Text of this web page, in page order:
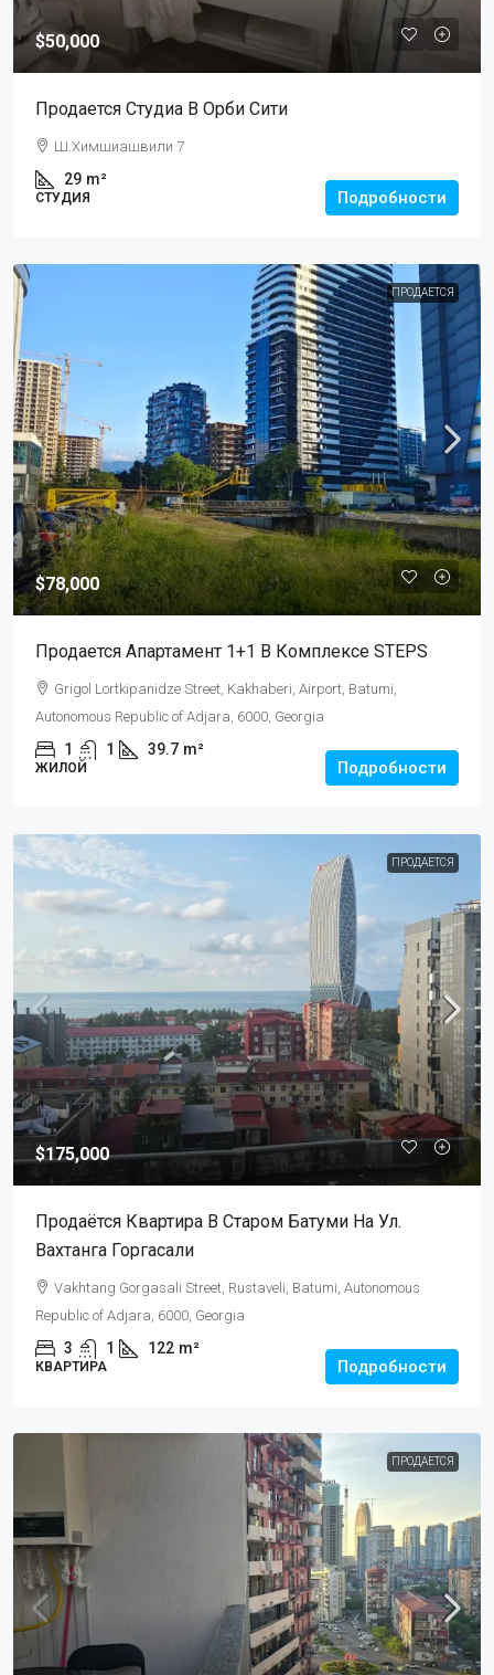
$50,000
Продается Студиа В Орби Сити
Ш.Химшиашвили 7
29 m²
СТУДИЯ Подробности
ПРОДАЕТСЯ
$78,000
Продается Апартамент 1+1 В Комплексе STEPS
Grigol Lortkipanidze Street, Kakhaberi, Airport, Batumi,
Autonomous Republic of Adjara, 6000, Georgia
1 1 39.7 m²
ЖИЛОЙ Подробности
ПРОДАЕТСЯ
$175,000
Продаётся Квартира В Старом Батуми На Ул.
Вахтанга Горгасали
Vakhtang Gorgasali Street, Rustaveli, Batumi, Autonomous
Republic of Adjara, 6000, Georgia
3 1 122 m²
КВАРТИРА Подробности
ПРОДАЕТСЯ